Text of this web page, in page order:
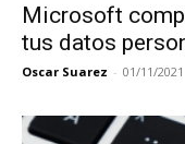
Microsoft
tus datos
Oscar Suarez - 01/11/2021